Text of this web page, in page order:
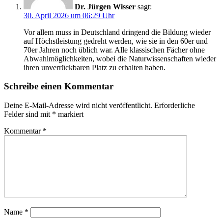
Dr. Jürgen Wisser sagt:
30. April 2026 um 06:29 Uhr
Vor allem muss in Deutschland dringend die Bildung wieder
auf Höchstleistung gedreht werden, wie sie in den 60er und
70er Jahren noch üblich war. Alle klassischen Fächer ohne
Abwahlmöglichkeiten, wobei die Naturwissenschaften wieder
ihren unverrückbaren Platz zu erhalten haben.
Schreibe einen Kommentar
Deine E-Mail-Adresse wird nicht veröffentlicht. Erforderliche
Felder sind mit * markiert
Kommentar *
Name *